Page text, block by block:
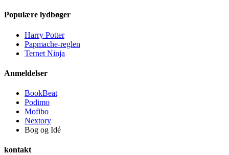
Populære lydbøger
Harry Potter
Papmache-reglen
Ternet Ninja
Anmeldelser
BookBeat
Podimo
Mofibo
Nextory
Bog og Idé
kontakt